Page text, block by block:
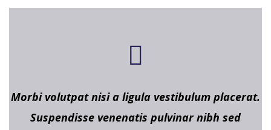
Morbi volutpat nisi a ligula vestibulum placerat.
Suspendisse venenatis pulvinar nibh sed